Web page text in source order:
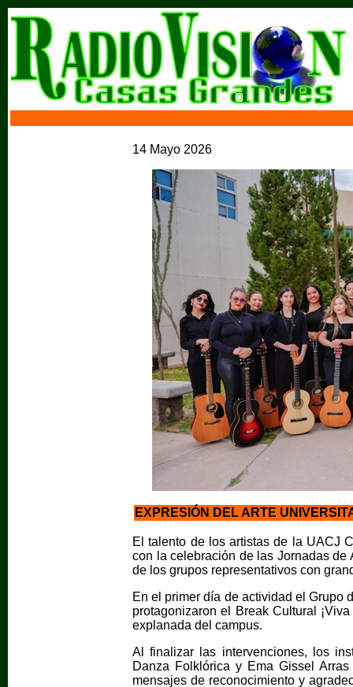
14 Mayo 2026
EXPRESIÓN DEL ARTE
El talento de los artistas de la UACJ
con la celebración de las Jornadas de
de los grupos representativos con
En el primer día de actividad el Grupo
protagonizaron el Break Cultural
explanada del campus.
Al finalizar las intervenciones, los
Danza Folklórica y Ema Gissel
mensajes de reconocimiento y